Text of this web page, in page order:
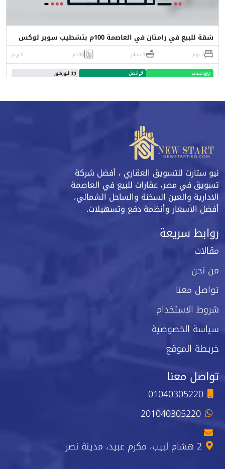
شقة للبيع في رامتان في العاصمة 100م بتشطيب سوبر لوكس
2 نوم 1 حمام 100م 0 ج.م
واتساب اتصل البورشور
نيو ستارت للتسويق العقاري ، أفضل شركة
تسويق في مصر، عقارات للبيع في العاصمة
الادارية والعين السخنة والساحل الشمالي،
أفضل الأسعار وأنظمة دفع وتسهيلات.
روابط سريعة
مقالات
من نحن
تواصل معنا
شروط الاستخدام
سياسة الخصوصية
خريطة الموقع
تواصل معنا
01040305220
201040305220
2 هشام لبيب، مكرم عبيد، مدينة نصر